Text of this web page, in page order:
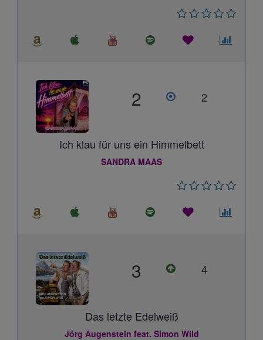
2 2
Ich klau für uns ein Himmelbett
SANDRA MAAS
3 4
Das letzte Edelweiß
Jörg Augenstein feat. Simon Wild